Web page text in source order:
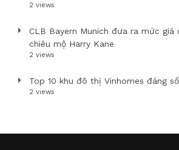
2 views
CLB Bayern Munich đưa ra mức giá
chiêu mộ Harry Kane
2 views
Top 10 khu đô thị Vinhomes đáng
2 views